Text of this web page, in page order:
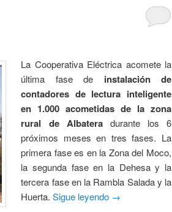
La Cooperativa Eléctrica acomete la
última fase de instalación de
contadores de lectura inteligente
en 1.000 acometidas de la zona
rural de Albateradurante los 6
próximos meses en tres fases. La
primera fase es en la Zona del Moco,
la segunda fase en la Dehesa y la
tercera fase en la Rambla Salada y la
Huerta.Sigue leyendo →